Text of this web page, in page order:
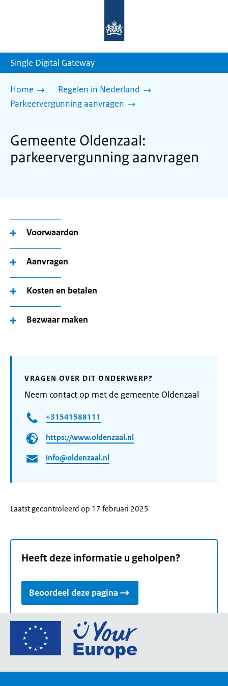
homepage
Single Digital Gateway
Home
Regelen in Nederland
Parkeervergunning aanvragen
Gemeente Oldenzaal:
parkeervergunning aanvragen
Voorwaarden
Aanvragen
Kosten en betalen
Bezwaar maken
VRAGEN OVER DIT ONDERWERP?
Neem contact op met de gemeente Oldenzaal
+31541588111
https://www.oldenzaal.nl
info@oldenzaal.nl
Laatst gecontroleerd op 17 februari 2025
Heeft deze informatie u geholpen?
Beoordeel deze pagina
Ga
de